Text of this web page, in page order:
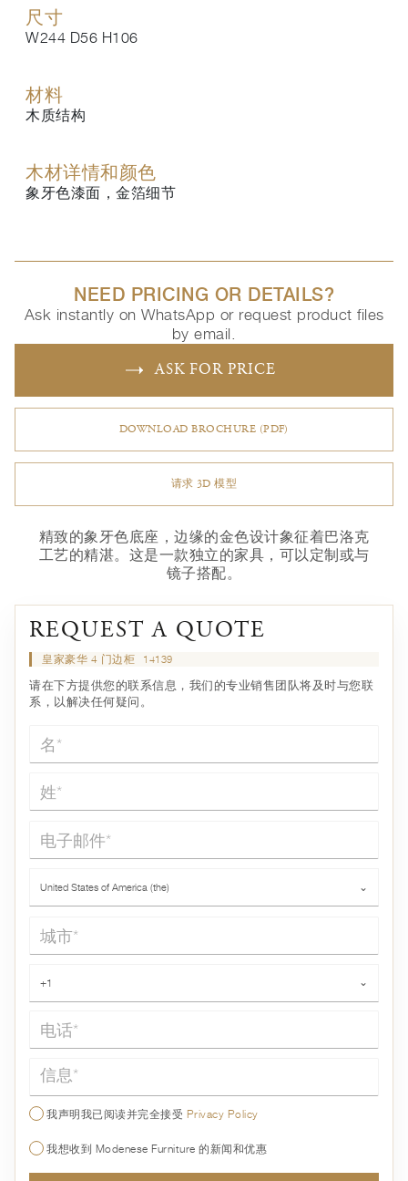
尺寸
W244 D56 H106
材料
木质结构
木材详情和颜色
象牙色漆面，金箔细节
NEED PRICING OR DETAILS?
Ask instantly on WhatsApp or request product files
by email.
ASK FOR PRICE
DOWNLOAD BROCHURE (PDF)
请求 3D 模型
精致的象牙色底座，边缘的金色设计象征着巴洛克
工艺的精湛。这是一款独立的家具，可以定制或与
镜子搭配。
REQUEST A QUOTE
皇家豪华 4 门边柜 14139
请在下方提供您的联系信息，我们的专业销售团队将及时与您联
系，以解决任何疑问。
名*
姓*
电子邮件*
United States of America (the) ⌄
城市*
+1 ⌄
信息*
我声明我已阅读并完全接受 Privacy Policy
我想收到 Modenese Furniture 的新闻和优惠